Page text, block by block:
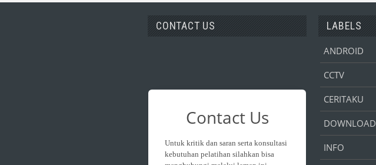
CONTACT US LABELS
ANDROID
CCTV
CERITAKU
DOWNLOAD
INFO